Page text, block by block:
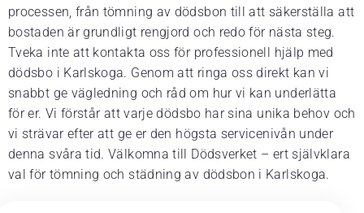
processen, från tömning av dödsbon till att säkerställa att
bostaden är grundligt rengjord och redo för nästa steg.
Tveka inte att kontakta oss för professionell hjälp med
dödsbo i Karlskoga. Genom att ringa oss direkt kan vi
snabbt ge vägledning och råd om hur vi kan underlätta
för er. Vi förstår att varje dödsbo har sina unika behov och
vi strävar efter att ge er den högsta servicenivån under
denna svåra tid. Välkomna till Dödsverket – ert självklara
val för tömning och städning av dödsbon i Karlskoga.